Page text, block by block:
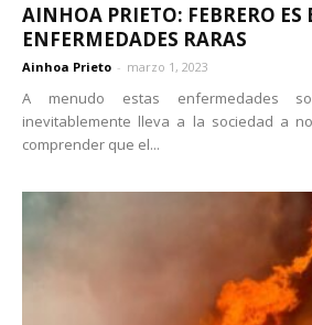
AINHOA PRIETO: FEBRERO ES
ENFERMEDADES RARAS
Ainhoa Prieto - marzo 1, 2023
A menudo estas enfermedades
inevitablemente lleva a la sociedad a
comprender que el...